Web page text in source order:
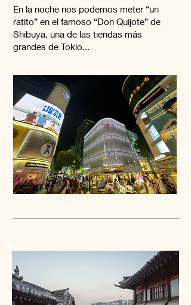
En la noche nos podemos meter “un
ratito” en el famoso “Don Quijote” de
Shibuya, una de las tiendas más
grandes de Tokio...